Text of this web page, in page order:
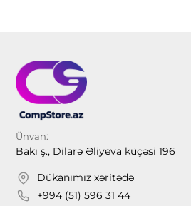
Ünvan:
Bakı ş., Dilarə Əliyeva küçəsi 196
Dükanımız xəritədə
+994 (51) 596 31 44